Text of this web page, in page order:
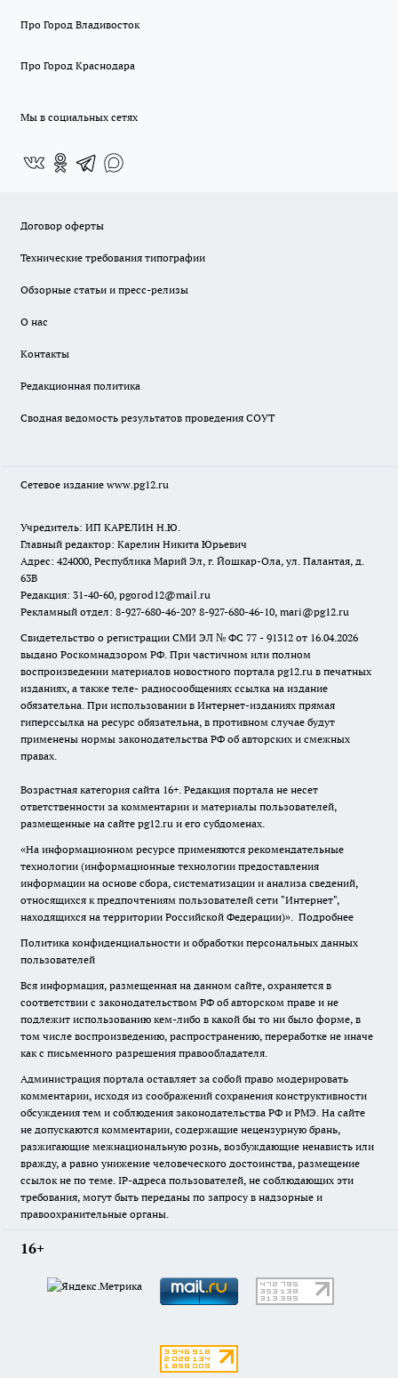
Про Город Владивосток
Про Город Краснодара
Мы в социальных сетях
Договор оферты
Технические требования типографии
Обзорные статьи и пресс-релизы
О нас
Контакты
Редакционная политика
Сводная ведомость результатов проведения СОУТ
Сетевое издание www.pg12.ru
Учредитель: ИП КАРЕЛИН Н.Ю.
Главный редактор: Карелин Никита Юрьевич
Адрес: 424000, Республика Марий Эл, г. Йошкар-Ола, ул. Палантая, д.
63В
Редакция: 31-40-60, pgorod12@mail.ru
Рекламный отдел: 8-927-680-46-20? 8-927-680-46-10, mari@pg12.ru
Свидетельство о регистрации СМИ ЭЛ № ФС 77 - 91312 от 16.04.2026
выдано Роскомнадзором РФ. При частичном или полном
воспроизведении материалов новостного портала pg12.ru в печатных
изданиях, а также теле- радиосообщениях ссылка на издание
обязательна. При использовании в Интернет-изданиях прямая
гиперссылка на ресурс обязательна, в противном случае будут
применены нормы законодательства РФ об авторских и смежных
правах.
Возрастная категория сайта 16+. Редакция портала не несет
ответственности за комментарии и материалы пользователей,
размещенные на сайте pg12.ru и его субдоменах.
«На информационном ресурсе применяются рекомендательные
технологии (информационные технологии предоставления
информации на основе сбора, систематизации и анализа сведений,
относящихся к предпочтениям пользователей сети "Интернет",
находящихся на территории Российской Федерации)». Подробнее
Политика конфиденциальности и обработки персональных данных
пользователей
Вся информация, размещенная на данном сайте, охраняется в
соответствии с законодательством РФ об авторском праве и не
подлежит использованию кем-либо в какой бы то ни было форме, в
том числе воспроизведению, распространению, переработке не иначе
как с письменного разрешения правообладателя.
Администрация портала оставляет за собой право модерировать
комментарии, исходя из соображений сохранения конструктивности
обсуждения тем и соблюдения законодательства РФ и РМЭ. На сайте
не допускаются комментарии, содержащие нецензурную брань,
разжигающие межнациональную рознь, возбуждающие ненависть или
вражду, а равно унижение человеческого достоинства, размещение
ссылок не по теме. IP-адреса пользователей, не соблюдающих эти
требования, могут быть переданы по запросу в надзорные и
правоохранительные органы.
16+